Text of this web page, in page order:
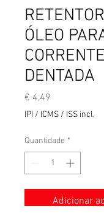
ÓLEO
DENTADA
€ 4,49
IPI / ICMS / ISS incl.
Quantidade *
Adicionar